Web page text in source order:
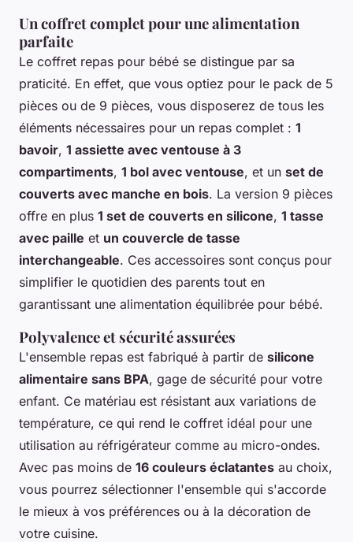
Un coffret complet pour une alimentation
parfaite
Le coffret repas pour bébé se distingue par sa
praticité. En effet, que vous optiez pour le pack de 5
pièces ou de 9 pièces, vous disposerez de tous les
éléments nécessaires pour un repas complet : 1
bavoir, 1 assiette avec ventouse à 3
compartiments, 1 bol avec ventouse, et un set de
couverts avec manche en bois. La version 9 pièces
offre en plus 1 set de couverts en silicone, 1 tasse
avec paille et un couvercle de tasse
interchangeable. Ces accessoires sont conçus pour
simplifier le quotidien des parents tout en
garantissant une alimentation équilibrée pour bébé.
Polyvalence et sécurité assurées
L'ensemble repas est fabriqué à partir de silicone
alimentaire sans BPA, gage de sécurité pour votre
enfant. Ce matériau est résistant aux variations de
température, ce qui rend le coffret idéal pour une
utilisation au réfrigérateur comme au micro-ondes.
Avec pas moins de 16 couleurs éclatantes au choix,
vous pourrez sélectionner l'ensemble qui s'accorde
le mieux à vos préférences ou à la décoration de
votre cuisine.